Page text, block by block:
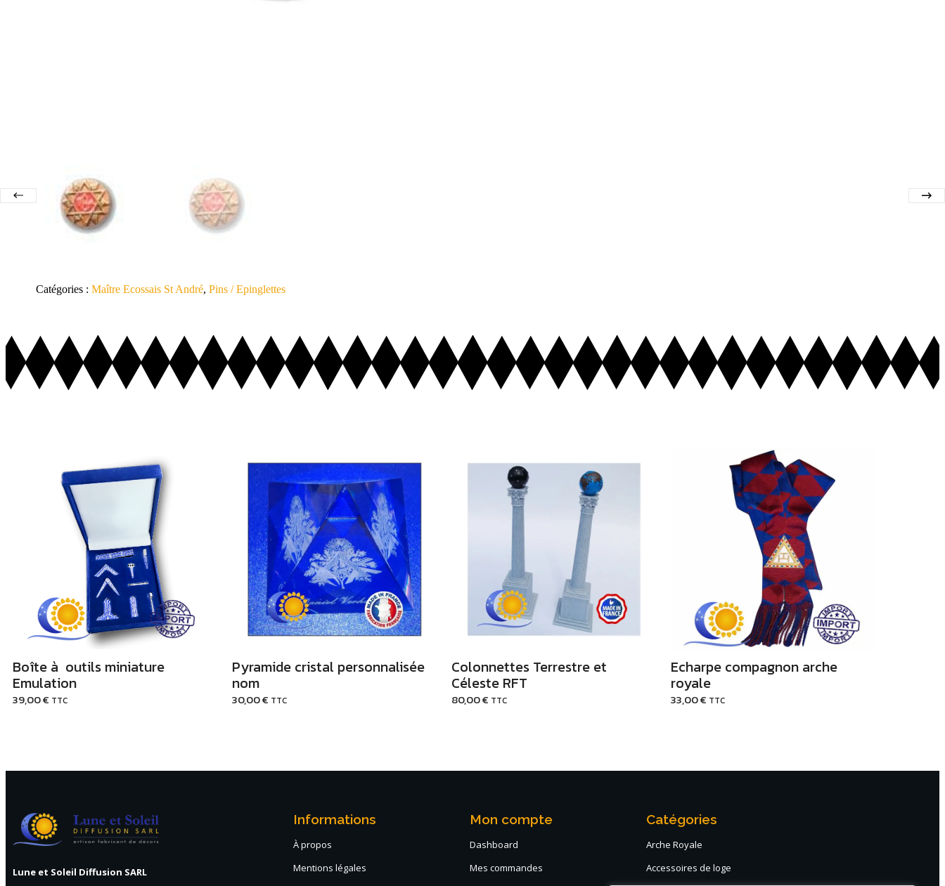
Catégories : Maître Ecossais St André, Pins / Epinglettes
Ajouter au Panier
Boîte à outils miniature
Emulation
39,00€ TTC
Ajouter au Panier
Pyramide cristal personnalisée
nom
30,00€ TTC
Ajouter au Panier
Colonnettes Terrestre et
Céleste RFT
80,00€ TTC
Ajouter au Panier
Echarpe compagnon arche
royale
33,00€ TTC
Lune et Soleil Diffusion SARL
Informations
À propos
Mentions légales
Mon compte
Dashboard
Mes commandes
Catégories
Arche Royale
Accessoires de loge